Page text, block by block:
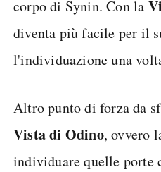
corpo di Synin. Con la
diventa più facile per il
l'individuazione una
Altro punto di forza da
Vista di Odino, ovvero
individuare quelle porte